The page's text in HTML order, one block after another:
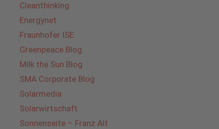
Cleanthinking
Energynet
Fraunhofer ISE
Greenpeace Blog
Milk the Sun Blog
SMA Corporate Blog
Solarmedia
Solarwirtschaft
Sonnenseite – Franz Alt